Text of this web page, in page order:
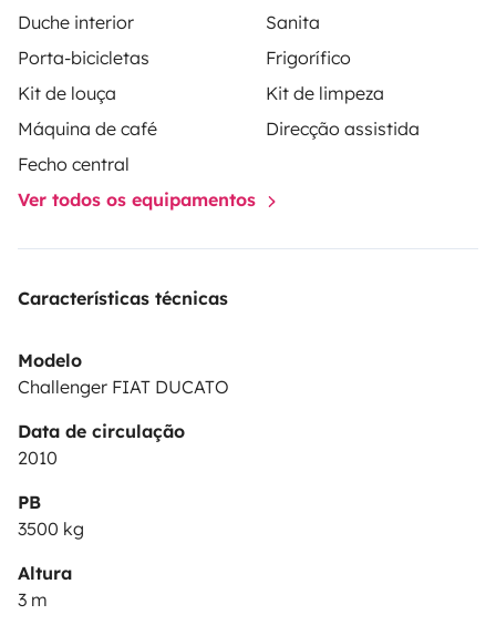
Duche interior
Sanita
Porta-bicicletas
Frigorífico
Kit de louça
Kit de limpeza
Máquina de café
Direcção assistida
Fecho central
Ver todos os equipamentos
Características técnicas
Modelo
Challenger FIAT DUCATO
Data de circulação
2010
PB
3500 kg
Altura
3 m